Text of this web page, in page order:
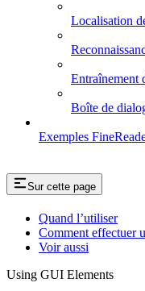
Localisation
Entraînement
Boîte de
Exemples
Sur cette page
Quand l’utiliser
Comment effectuer
Voir aussi
Using GUI Elements